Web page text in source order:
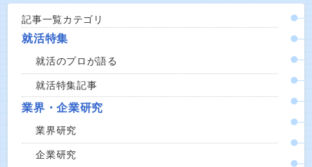
記事一覧カテゴリ
就活特集
就活のプロが語る
就活特集記事
業界・企業研究
業界研究
企業研究